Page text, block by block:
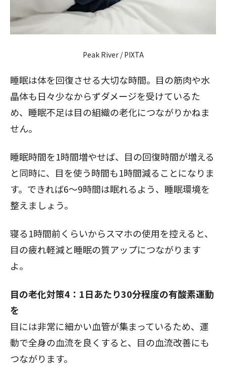
Peak River / PIXTA
睡眠は体を回復させる大切な時間。目の筋肉や水
晶体も日々少なからずダメージを受けているた
め、睡眠不足は目の組織の老化につながりかねま
せん。
睡眠時間を1時間増やせば、目の回復時間が増える
と同時に、目を使う時間も1時間減ることになりま
す。できれば6～9時間は眠れるよう、睡眠環境を
整えましょう。
寝る1時間前くらいからスマホの使用を控えると、
目の疲れ軽減と睡眠の質アップにつながります
よ。
目の老化対策4：1日あたり30分程度の有酸素運動
を
目には非常に細かい血管が集まっているため、運
動で全身の血流を良くすると、目の血流改善にも
つながります。